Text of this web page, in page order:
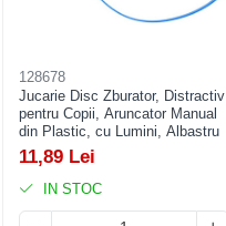
128678
Jucarie Disc Zburator, Distractiv
pentru Copii, Aruncator Manual
din Plastic, cu Lumini, Albastru
11,89 Lei
IN STOC